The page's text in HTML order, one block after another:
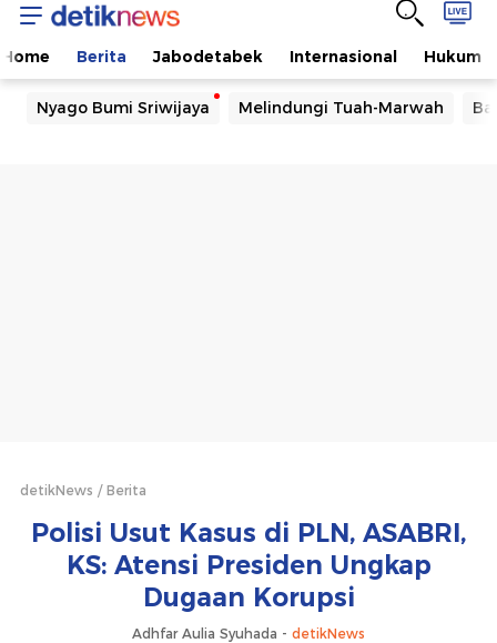
Home Berita Jabodetabek Internasional Hukum
Nyago Bumi Sriwijaya Melindungi Tuah-Marwah
detikNews Berita
Polisi Usut Kasus di PLN, ASABRI,
KS: Atensi Presiden Ungkap
Dugaan Korupsi
Adhfar Aulia Syuhada - detikNews